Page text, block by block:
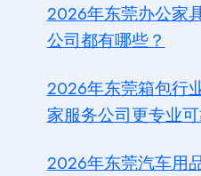
2026年东莞办公家
公司都有哪些？
2026年东莞箱包行
家服务公司更专业
2026年东莞汽车用